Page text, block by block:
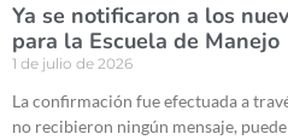
Ya se notificaron a los
para la Escuela de Manejo
1 de julio de 2026
La confirmación fue efectuada a
no recibieron ningún mensaje,